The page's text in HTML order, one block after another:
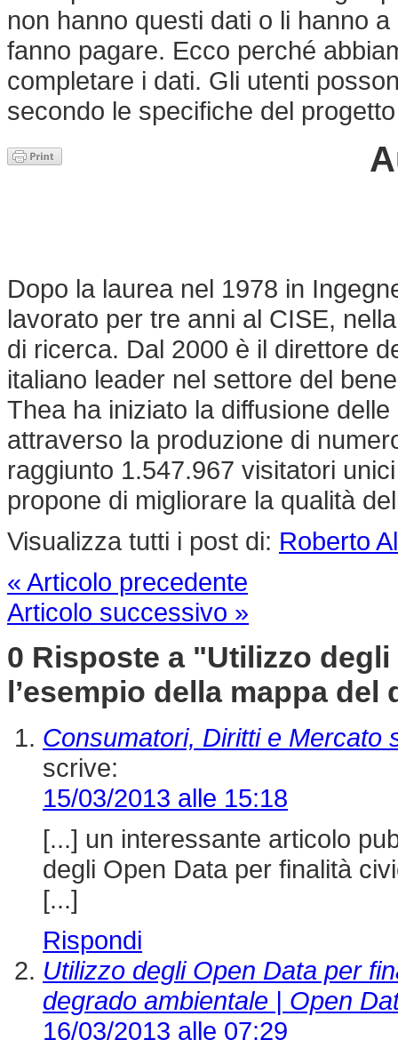
non hanno questi dati o li hanno
fanno pagare. Ecco perché
completare i dati. Gli utenti
secondo le specifiche del
Dopo la laurea nel 1978 in
lavorato per tre anni al CISE,
di ricerca. Dal 2000 è il direttore
italiano leader nel settore del
Thea ha iniziato la diffusione
attraverso la produzione di
raggiunto 1.547.967 visitatori
propone di migliorare la qualità
Visualizza tutti i post di: Roberto
« Articolo precedente
Articolo successivo »
0 Risposte a "Utilizzo
l’esempio della mappa
Consumatori, Diritti e Mercato
scrive:
15/03/2013 alle 15:18
[...] un interessante articolo
degli Open Data per finalità
[...]
Rispondi
Utilizzo degli Open Data per
degrado ambientale | Open
16/03/2013 alle 07:29